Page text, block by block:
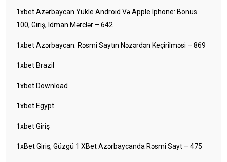
1xbet Azərbaycan Yükle Android Və Apple Iphone: Bonus
100, Giriş, Idman Mərclər – 642
1xbet Azərbaycan: Rəsmi Saytın Nəzərdən Keçirilməsi – 869
1xbet Brazil
1xbet Download
1xbet Egypt
1xbet Giriş
1xBet Giriş, Güzgü 1 XBet Azərbaycanda Rəsmi Sayt – 475